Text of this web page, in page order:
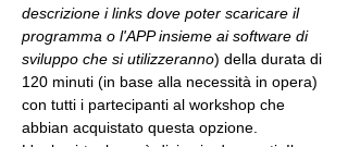
descrizione i links dove poter scaricare il
programma o l'APP insieme ai software di
sviluppo che si utilizzeranno) della durata di
120 minuti (in base alla necessità in opera)
con tutti i partecipanti al workshop che
abbian acquistato questa opzione.